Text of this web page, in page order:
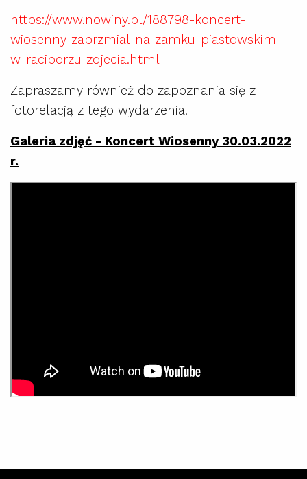
https://www.nowiny.pl/188798-koncert-
wiosenny-zabrzmial-na-zamku-piastowskim-
w-raciborzu-zdjecia.html
Zapraszamy również do zapoznania się z
fotorelacją z tego wydarzenia.
Galeria zdjęć - Koncert Wiosenny 30.03.2022
r.